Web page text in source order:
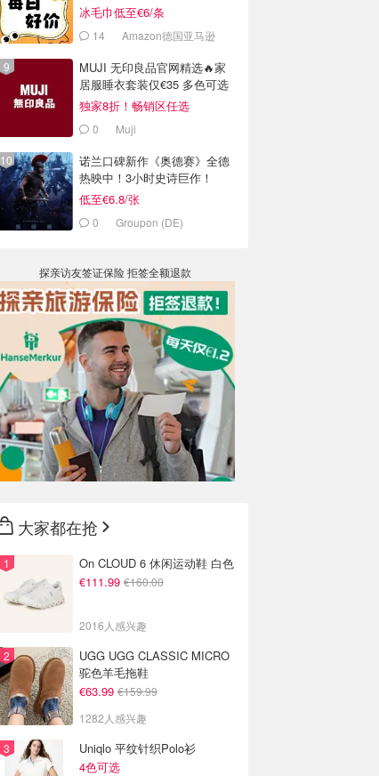
冰毛巾低至€6/条
14 Amazon德国亚马逊
MUJI 无印良品官网精选🔥家
居服睡衣套装仅€35 多色可选
独家8折！畅销区任选
0 Muji
诺兰口碑新作《奥德赛》全德
热映中！3小时史诗巨作！
低至€6.8/张
0 Groupon (DE)
探亲访友签证保险 拒签全额退款
大家都在抢
On CLOUD 6 休闲运动鞋 白色
€111.99 €160.00
2016人感兴趣
UGG UGG CLASSIC MICRO
驼色羊毛拖鞋
€63.99 €159.99
1282人感兴趣
Uniqlo 平纹针织Polo衫
4色可选